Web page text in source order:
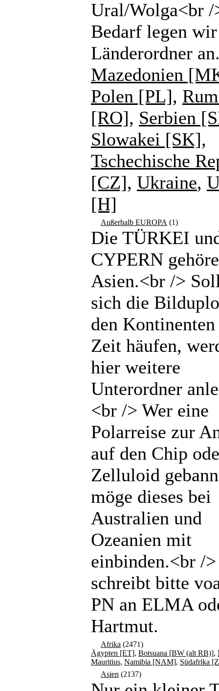
Ural/Wolga<br /
Bedarf legen wir
Länderordner
Mazedonien
Polen [PL],
[RO], Serbien
Slowakei [SK],
Tschechische
[CZ], Ukraine,
[H]
Außerhalb EUROPA (1)
Die TÜRKEI
CYPERN
Asien.<br />
sich die
den
Zeit häufen,
hier weitere
Unterordner
<br /> Wer eine
Polarreise zur
auf den Chip
Zelluloid
möge dieses bei
Australien und
Ozeanien mit
einbinden.<br /
schreibt bitte
PN an ELMA
Hartmut.
Afrika (2471)
Ägypten [ET], Botsuana [BW (alt RB)],
Mauritius, Namibia [NAM], Südafrika
Asien (2137)